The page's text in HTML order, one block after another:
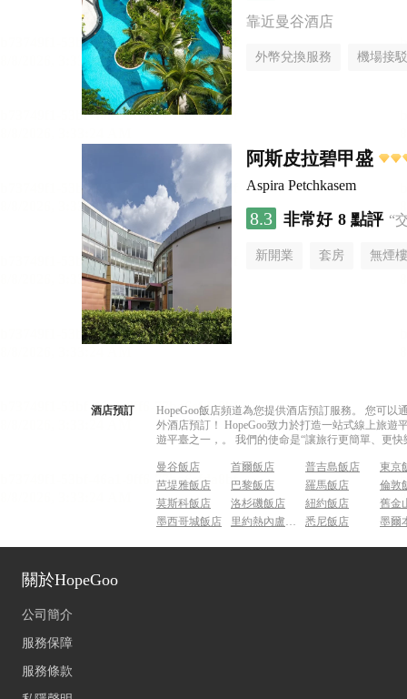
靠近曼谷酒店
外幣兌換服務 機場接
阿斯皮拉碧甲盛
Aspira Petchkasem
8.3 非常好 8 點評 “
新開業 套房 無煙
酒店預訂
HopeGoo飯店頻道為您提供酒店預訂服務。 您可
外酒店預訂！ HopeGoo致力於打造一站式線上旅
遊平臺之一，。 我們的使命是“讓旅行更簡單、更
曼谷飯店 首爾飯店 普吉島飯店
東京
芭堤雅飯店
巴黎飯店 羅馬飯店
倫敦
莫斯科飯店
洛杉磯飯店 紐約飯店
舊金
墨西哥城飯店
里約熱內盧飯店 悉尼飯店 墨爾
關於HopeGoo
公司簡介
服務保障
服務條款